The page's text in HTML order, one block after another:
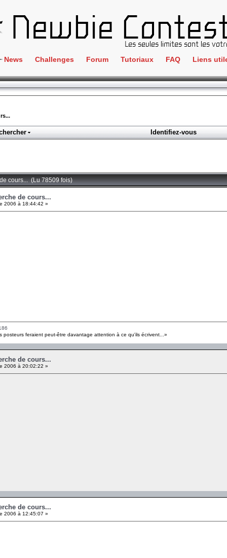
News Challenges
Crackme
ClientSide
Forensics
Programmation
Wargame
Forum Tutoriaux FAQ Liens
IRC
Identifiez-vous
cours... (Lu 78509 fois)
de cours...
2006 à 18:44:42 »
posteurs feraient peut-être davantage attention à ce qu'ils écrivent...»
de cours...
2006 à 20:02:22 »
de cours...
2006 à 12:45:07 »